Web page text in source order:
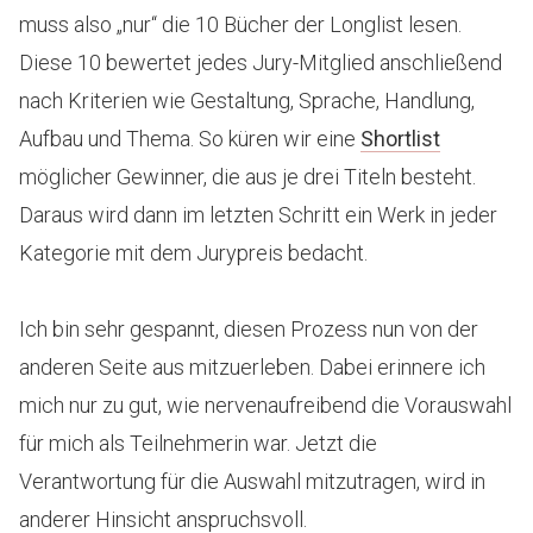
muss also „nur“ die 10 Bücher der Longlist lesen.
Diese 10 bewertet jedes Jury-Mitglied anschließend
nach Kriterien wie Gestaltung, Sprache, Handlung,
Aufbau und Thema. So küren wir eine Shortlist
möglicher Gewinner, die aus je drei Titeln besteht.
Daraus wird dann im letzten Schritt ein Werk in jeder
Kategorie mit dem Jurypreis bedacht.
Ich bin sehr gespannt, diesen Prozess nun von der
anderen Seite aus mitzuerleben. Dabei erinnere ich
mich nur zu gut, wie nervenaufreibend die Vorauswahl
für mich als Teilnehmerin war. Jetzt die
Verantwortung für die Auswahl mitzutragen, wird in
anderer Hinsicht anspruchsvoll.